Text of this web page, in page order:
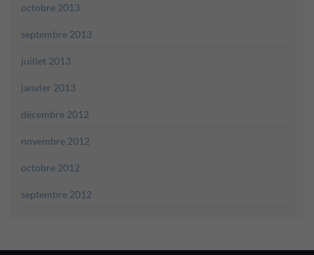
octobre 2013
septembre 2013
juillet 2013
janvier 2013
décembre 2012
novembre 2012
octobre 2012
septembre 2012